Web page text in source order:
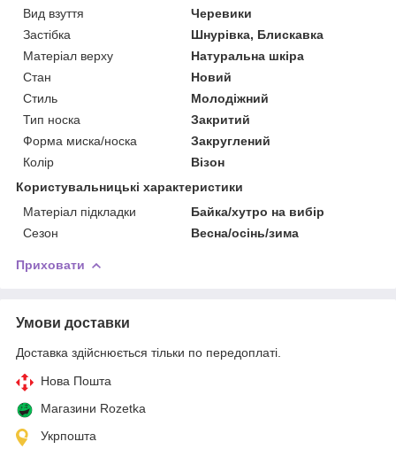
Вид взуття
Черевики
Застібка
Шнурівка, Блискавка
Матеріал верху
Натуральна шкіра
Стан
Новий
Стиль
Молодіжний
Тип носка
Закритий
Форма миска/носка
Закруглений
Колір
Візон
Користувальницькі характеристики
Матеріал підкладки
Байка/хутро на вибір
Сезон
Весна/осінь/зима
Приховати
Умови доставки
Доставка здійснюється тільки по передоплаті.
Нова Пошта
Магазини Rozetka
Укрпошта